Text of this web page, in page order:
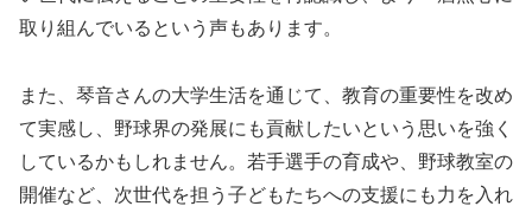
取り組んでいるという声もあります。
また、琴音さんの大学生活を通じて、教育の重要性を改め
て実感し、野球界の発展にも貢献したいという思いを強く
しているかもしれません。若手選手の育成や、野球教室の
開催など、次世代を担う子どもたちへの支援にも力を入れ